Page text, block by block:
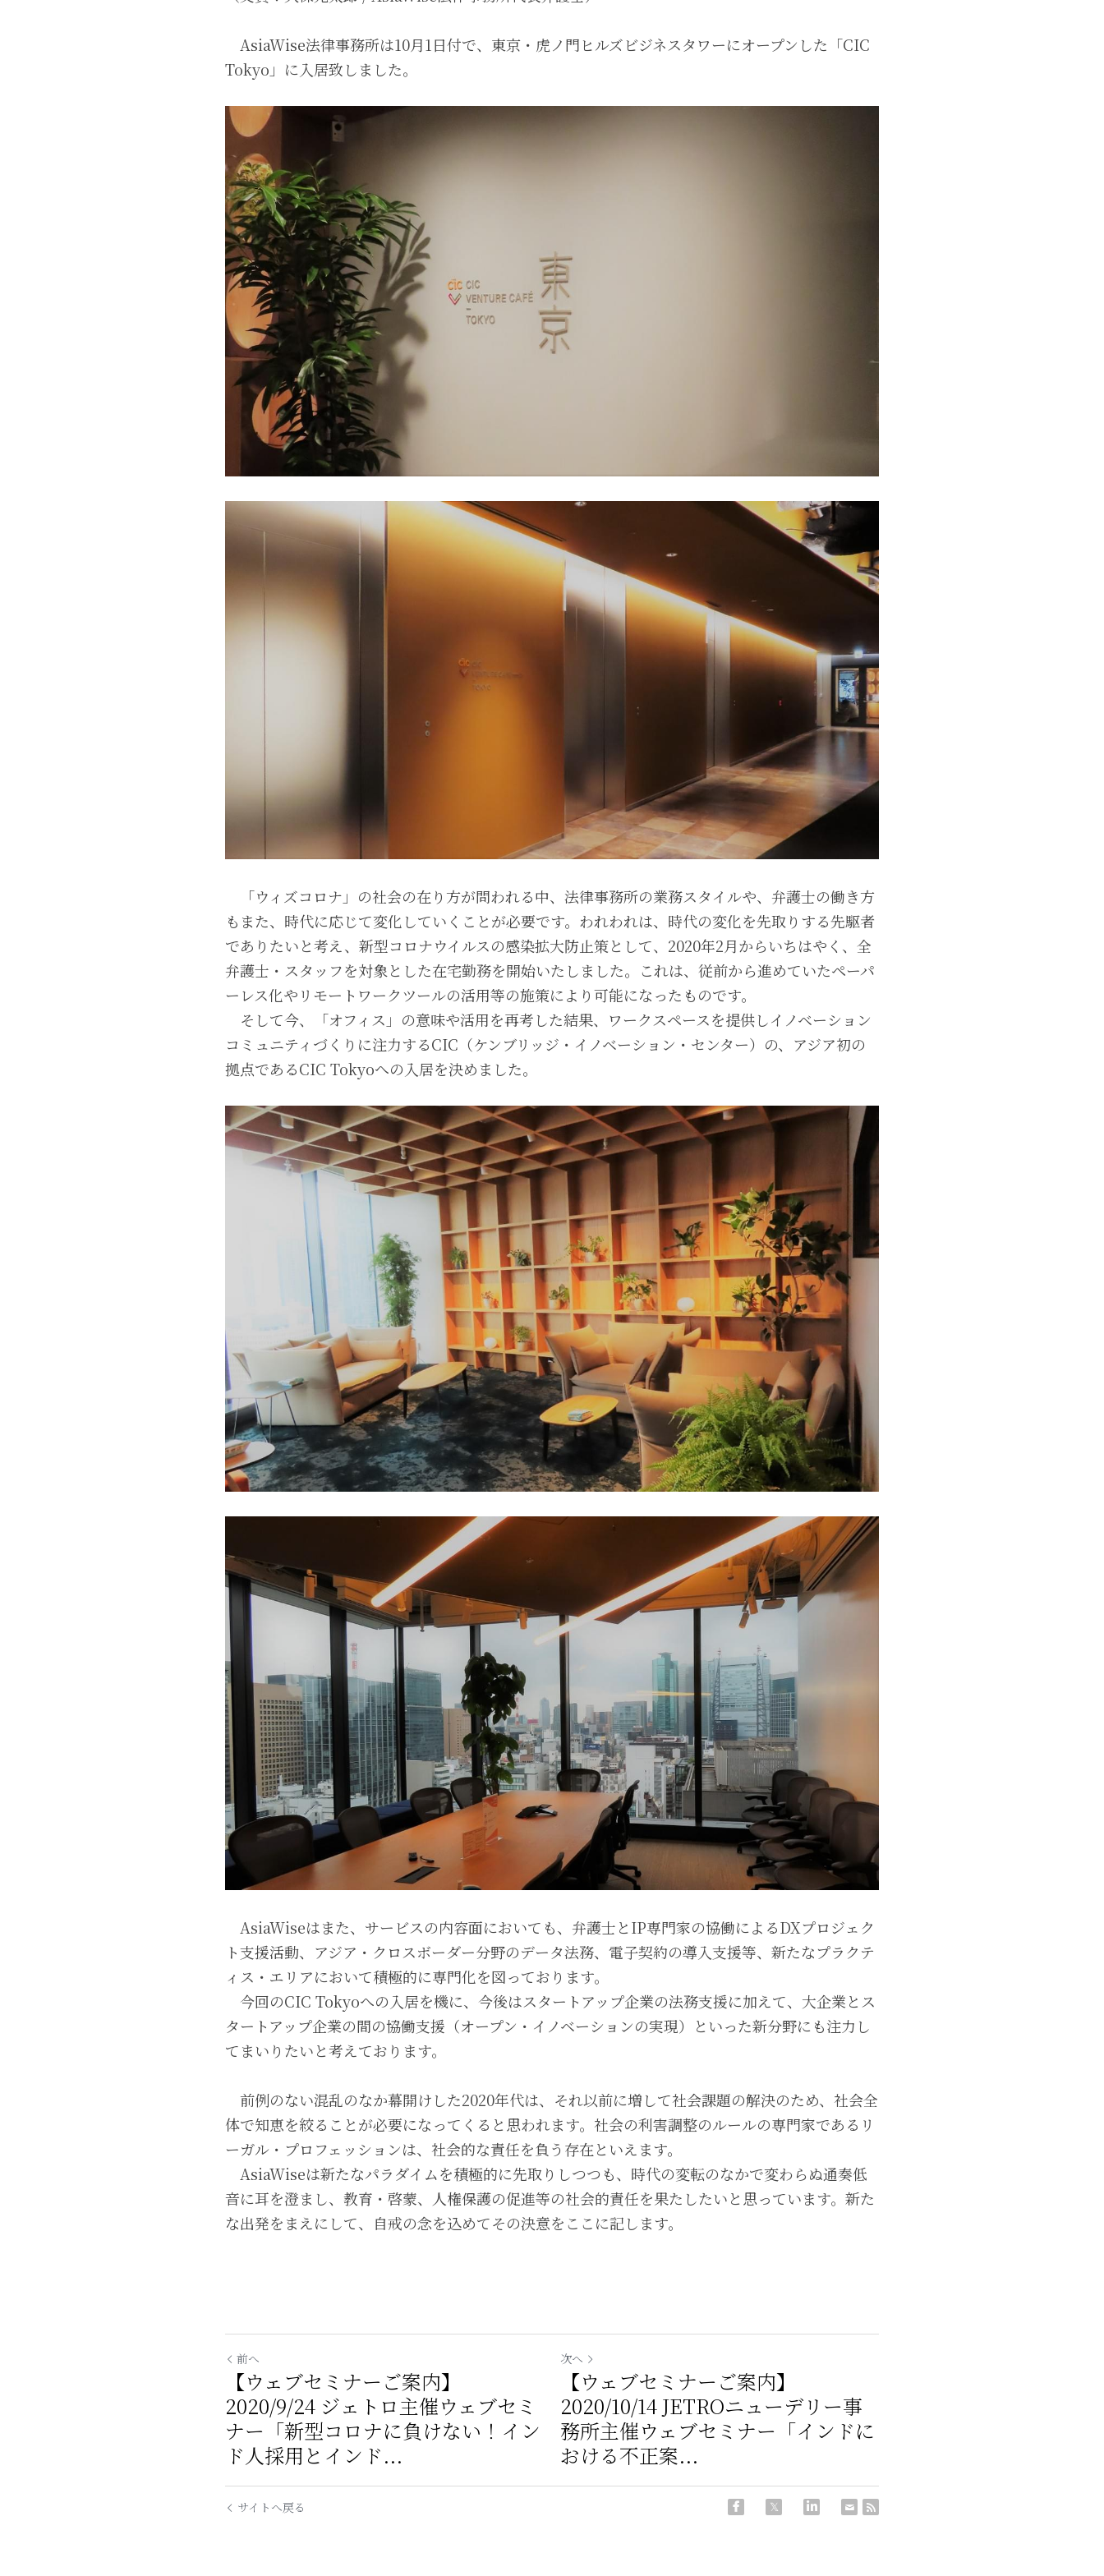
AsiaWise法律事務所は10月1日付で、東京・虎ノ門ヒルズビジネスタワーにオープンした「CIC
Tokyo」に入居致しました。
「ウィズコロナ」の社会の在り方が問われる中、法律事務所の業務スタイルや、弁護士の働き方
もまた、時代に応じて変化していくことが必要です。われわれは、時代の変化を先取りする先駆者
でありたいと考え、新型コロナウイルスの感染拡大防止策として、2020年2月からいちはやく、全
弁護士・スタッフを対象とした在宅勤務を開始いたしました。これは、従前から進めていたペーパ
ーレス化やリモートワークツールの活用等の施策により可能になったものです。
そして今、「オフィス」の意味や活用を再考した結果、ワークスペースを提供しイノベーション
コミュニティづくりに注力するCIC（ケンブリッジ・イノベーション・センター）の、アジア初の
拠点であるCIC Tokyoへの入居を決めました。
AsiaWiseはまた、サービスの内容面においても、弁護士とIP専門家の協働によるDXプロジェク
ト支援活動、アジア・クロスボーダー分野のデータ法務、電子契約の導入支援等、新たなプラクテ
ィス・エリアにおいて積極的に専門化を図っております。
今回のCIC Tokyoへの入居を機に、今後はスタートアップ企業の法務支援に加えて、大企業とス
タートアップ企業の間の協働支援（オープン・イノベーションの実現）といった新分野にも注力し
てまいりたいと考えております。
前例のない混乱のなか幕開けした2020年代は、それ以前に増して社会課題の解決のため、社会全
体で知恵を絞ることが必要になってくると思われます。社会の利害調整のルールの専門家であるリ
ーガル・プロフェッションは、社会的な責任を負う存在といえます。
AsiaWiseは新たなパラダイムを積極的に先取りしつつも、時代の変転のなかで変わらぬ通奏低
音に耳を澄まし、教育・啓蒙、人権保護の促進等の社会的責任を果たしたいと思っています。新た
な出発をまえにして、自戒の念を込めてその決意をここに記します。
前へ
【ウェブセミナーご案内】
2020/9/24 ジェトロ主催ウェブセミ
ナー「新型コロナに負けない！イン
ド人採用とインド...
次へ
【ウェブセミナーご案内】
2020/10/14 JETROニューデリー事
務所主催ウェブセミナー「インドに
おける不正案...
サイトへ戻る